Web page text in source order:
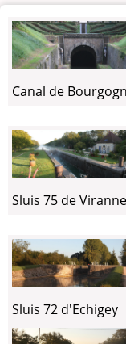
Canal de
Sluis 75 de Viranne
Sluis 72 d'Echigey